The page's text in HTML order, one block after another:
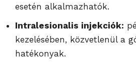
esetén alkalmazhatók.
Intralesionalis injekciók:
kezelésében, közvetlenül a
hatékonyak.